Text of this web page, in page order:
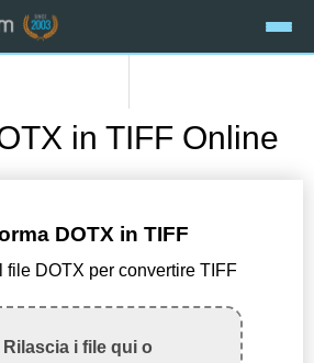
in TIFF Online
DOTX in TIFF
file DOTX per convertire TIFF
Rilascia i file qui o